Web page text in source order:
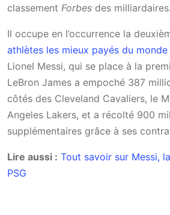
classement Forbes des milliardaires.
Il occupe en l’occurrence la
athlètes les mieux payés du
Lionel Messi, qui se place à la
LeBron James a empoché 387
côtés des Cleveland Cavaliers, le
Angeles Lakers, et a récolté 900
supplémentaires grâce à ses
Lire aussi : Tout savoir sur Messi,
PSG